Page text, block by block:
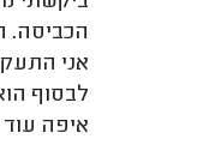
הכביסה.
אני
לבסוף
איפה